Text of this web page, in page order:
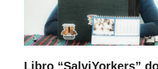
Libro “SalviYorkers”